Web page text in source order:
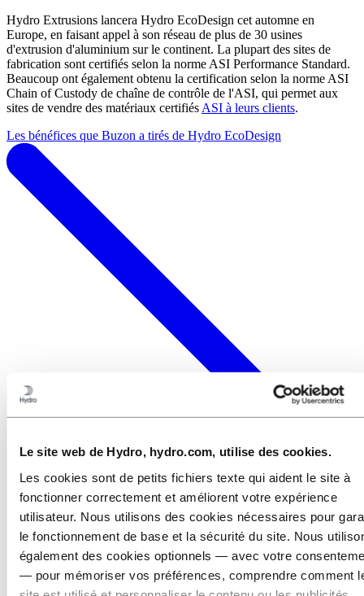
Le site web de Hydro, hydro.com, utilise des cookies.
Les cookies sont de petits fichiers texte qui aident le site à
fonctionner correctement et améliorent votre expérience
utilisateur. Nous utilisons des cookies nécessaires pour
le fonctionnement de base et la sécurité du site. Nous
également des cookies optionnels — avec votre
— pour mémoriser vos préférences, comprendre comment
Hydro Extrusions lancera Hydro EcoDesign cet automne en
Europe, en faisant appel à son réseau de plus de 30 usines
d'extrusion d'aluminium sur le continent. La plupart des sites de
fabrication sont certifiés selon la norme ASI Performance Standard.
Beaucoup ont également obtenu la certification selon la norme ASI
Chain of Custody de chaîne de contrôle de l'ASI, qui permet aux
sites de vendre des matériaux certifiés ASI à leurs clients.
Les bénéfices que Buzon a tirés de Hydro EcoDesign